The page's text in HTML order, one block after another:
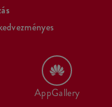
AppGallery